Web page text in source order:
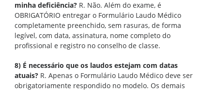
minha deficiência? R. Não. Além do exame, é
OBRIGATÓRIO entregar o Formulário Laudo Médico
completamente preenchido, sem rasuras, de forma
legível, com data, assinatura, nome completo do
profissional e registro no conselho de classe.
8) É necessário que os laudos estejam com datas
atuais? R. Apenas o Formulário Laudo Médico deve ser
obrigatoriamente respondido no modelo. Os demais